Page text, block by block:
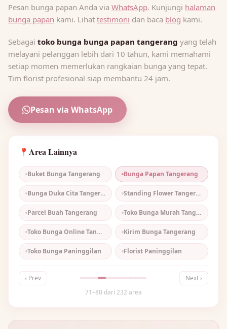
Pesan bunga papan Anda via WhatsApp. Kunjungi halaman
bunga papan kami. Lihat testimoni dan baca blog kami.
Sebagai toko bunga bunga papan tangerang yang telah
melayani pelanggan lebih dari 10 tahun, kami memahami
setiap momen memerlukan rangkaian bunga yang tepat.
Tim florist profesional siap membantu 24 jam.
Pesan via WhatsApp
📍 Area Lainnya
Buket Bunga Tangerang Bunga Papan Tangerang
Bunga Duka Cita Tangerang Standing Flower Tangerang
Parcel Buah Tangerang Toko Bunga Murah Tangerang
Toko Bunga Online Tangerang Kirim Bunga Tangerang
Toko Bunga Paninggilan Florist Paninggilan
‹ Prev
Next ›
71–80 dari 232 area